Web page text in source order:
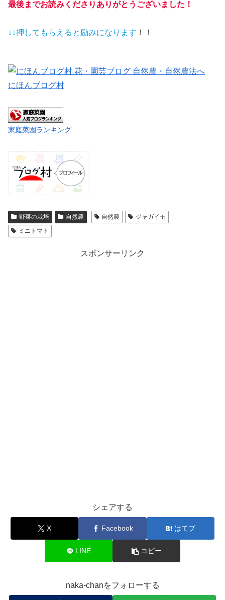
最後までお読みくださりありがとうございました！
↓↓押してもらえると 励みになります ！！
にほんブログ村
家庭菜園ランキング
野菜の栽培 自然農 自然農
ジャガイモ
ミニトマト
スポンサーリンク
シェアする
X Facebook はてブ
LINE コピー
naka-chanをフォローする